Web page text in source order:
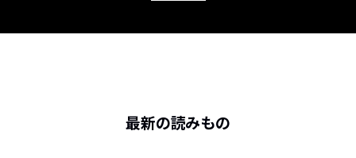
最新の読みもの